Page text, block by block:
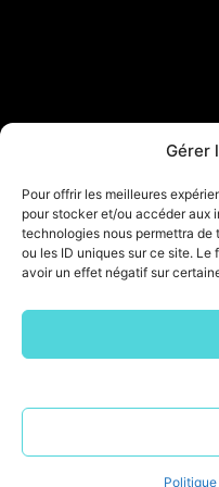
Gérer
Pour offrir les meilleures
pour stocker et/ou accéder aux
technologies nous permettra
ou les ID uniques sur ce site.
avoir un effet négatif sur
©
🚀 Propulsé par